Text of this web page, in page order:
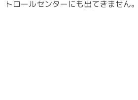
トロールセンターにも出てきません。